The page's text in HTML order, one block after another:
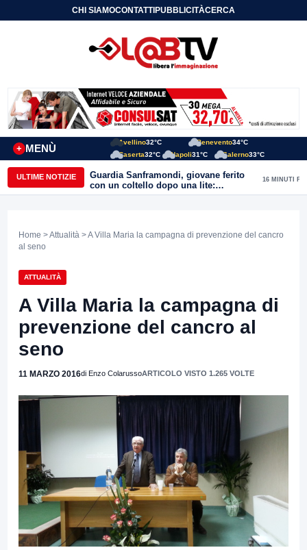
CHI SIAMOCONTATTIPUBBLICITÀCERCA
MENÙ
+
Avellino32°C Benevento34°C
Caserta32°C Napoli31°C Salerno33°C
ULTIME NOTIZIE
Guardia Sanframondi, giovane ferito
con un coltello dopo una lite:
individuato il presunto autore
16 MINUTI FA
Home >Attualità > A Villa Maria la campagna di prevenzione del cancro
al seno
ATTUALITÀ
A Villa Maria la campagna di
prevenzione del cancro al
seno
11 MARZO 2016di Enzo ColarussoARTICOLO VISTO 1.265 VOLTE